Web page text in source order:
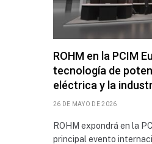
ROHM en la PCIM
tecnología de
eléctrica y la
26 DE MAYO DE 2026
ROHM expondrá en la
principal evento